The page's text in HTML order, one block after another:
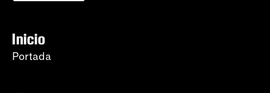
Inicio
Portada